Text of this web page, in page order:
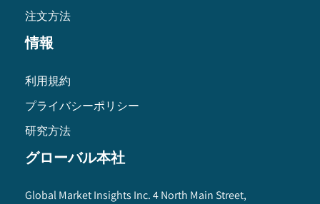
注文方法
情報
利用規約
プライバシーポリシー
研究方法
グローバル本社
Global Market Insights Inc. 4 North Main Street,